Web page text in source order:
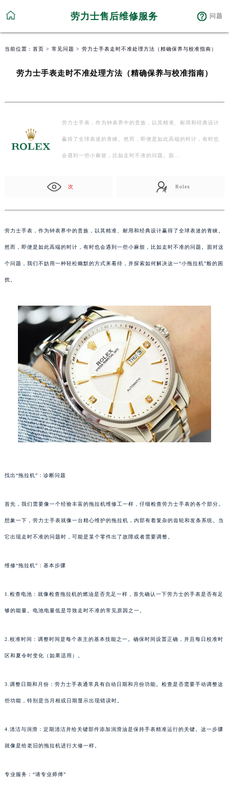
劳力士售后维修服务 问题
当前位置： 首页 > 常见问题 > 劳力士手表走时不准处理方法（精确保养与校准指南）
劳力士手表走时不准处理方法（精确保养与校准指南）
劳力士手表，作为钟表界中的贵族，以其精准、耐用和经典设计
赢得了全球表迷的青睐。然而，即便是如此高端的时计，有时也
会遇到一些小麻烦，比如走时不准的问题。面…
次 Rolex
劳力士手表，作为钟表界中的贵族，以其精准、耐用和经典设计赢得了全球表迷的青睐。
然而，即便是如此高端的时计，有时也会遇到一些小麻烦，比如走时不准的问题。面对这
个问题，我们不妨用一种轻松幽默的方式来看待，并探索如何解决这一“小拖拉机”般的困
扰。
找出“拖拉机”：诊断问题
首先，我们需要像一个经验丰富的拖拉机维修工一样，仔细检查劳力士手表的各个部分。
想象一下，劳力士手表就像一台精心维护的拖拉机，内部有着复杂的齿轮和发条系统。当
它出现走时不准的问题时，可能是某个零件出了故障或者需要调整。
维修“拖拉机”：基本步骤
1.检查电池：就像检查拖拉机的燃油是否充足一样，首先确认一下劳力士的手表是否有足
够的能量。电池电量低是导致走时不准的常见原因之一。
2.校准时间：调整时间是每个表主的基本技能之一。确保时间设置正确，并且每日校准时
区和夏令时变化（如果适用）。
3.调整日期和月份：劳力士手表通常具有自动日期和月份功能。检查是否需要手动调整这
些功能，特别是当月相或日期显示出现错误时。
4.清洁与润滑：定期清洁并给关键部件添加润滑油是保持手表精准运行的关键。这一步骤
就像是给老旧的拖拉机进行大修一样。
专业服务：“请专业师傅”